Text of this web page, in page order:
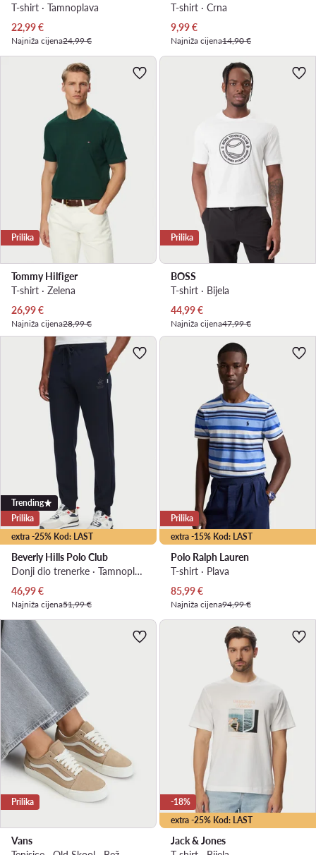
T-shirt · Tamnoplava
Trenutna cijena
22,99€
Najniža cijena24,99 €
T-shirt · Crna
Trenutna cijena
9,99€
Najniža cijena14,90 €
Prilika
Tommy Hilfiger
T-shirt · Zelena
Trenutna cijena
26,99€
Najniža cijena28,99 €
Prilika
BOSS
T-shirt · Bijela
Trenutna cijena
44,99€
Najniža cijena47,99 €
extra -25% Kod: LAST
Trending
Prilika
Beverly Hills Polo Club
Donji dio trenerke · Tamnoplava · Regular Fit
Trenutna cijena
46,99€
Najniža cijena51,99 €
extra -15% Kod: LAST
Prilika
Polo Ralph Lauren
T-shirt · Plava
Trenutna cijena
85,99€
Najniža cijena94,99 €
Prilika
Vans
extra -25% Kod: LAST
-18%
Jack & Jones